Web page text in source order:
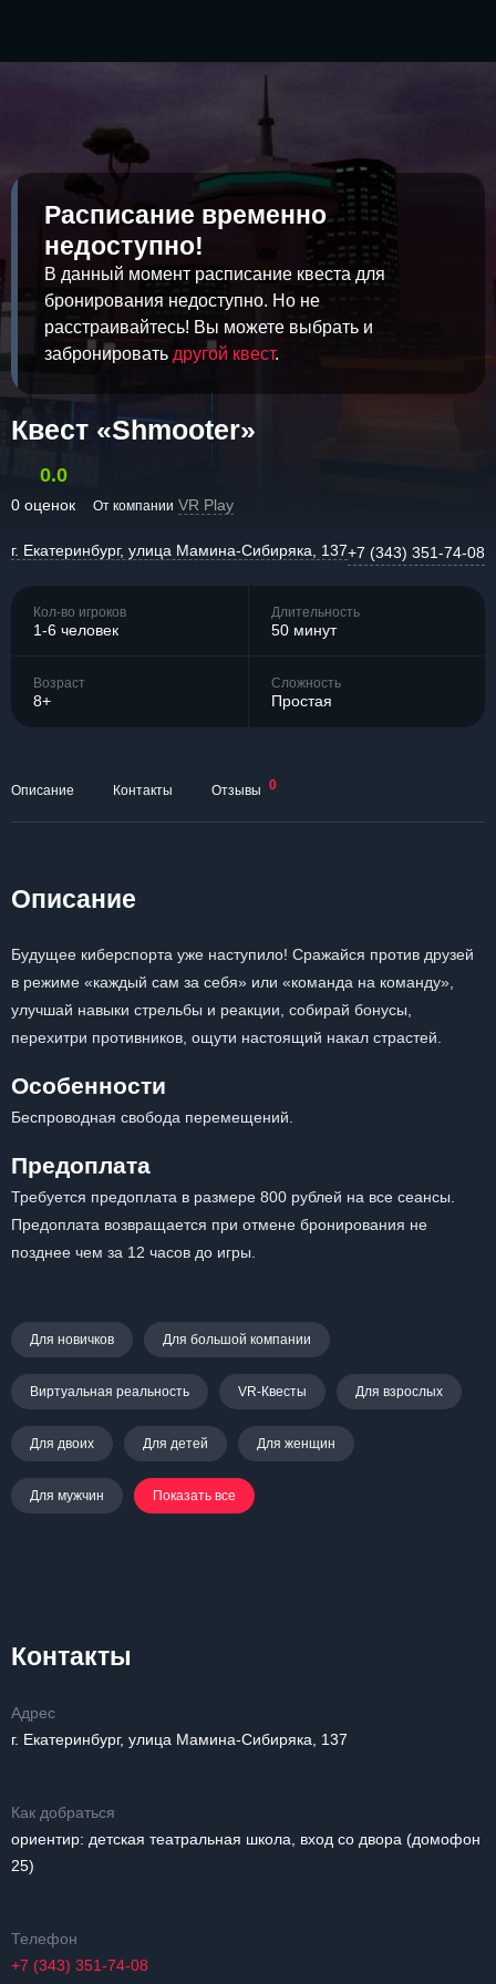
Расписание временно
недоступно!
В данный момент расписание квеста для
бронирования недоступно. Но не
расстраивайтесь! Вы можете выбрать и
забронировать другой квест.
Квест «Shmooter»
0.0
0 оценок От компании VR Play
г. Екатеринбург, улица Мамина-Сибиряка, 137+7 (343) 351-74-08
Кол-во игроков
1-6 человек
Длительность
50 минут
Возраст
8+
Сложность
Простая
Описание Контакты Отзывы 0
Описание
Будущее киберспорта уже наступило! Сражайся против друзей
в режиме «каждый сам за себя» или «команда на команду»,
улучшай навыки стрельбы и реакции, собирай бонусы,
перехитри противников, ощути настоящий накал страстей.
Особенности
Беспроводная свобода перемещений.
Предоплата
Требуется предоплата в размере 800 рублей на все сеансы.
Предоплата возвращается при отмене бронирования не
позднее чем за 12 часов до игры.
Для новичков Для большой компании
Виртуальная реальность VR-Квесты Для взрослых
Для двоих Для детей Для женщин
Для мужчин Показать все
Контакты
Адрес
г. Екатеринбург, улица Мамина-Сибиряка, 137
Как добраться
ориентир: детская театральная школа, вход со двора (домофон
25)
Телефон
+7 (343) 351-74-08